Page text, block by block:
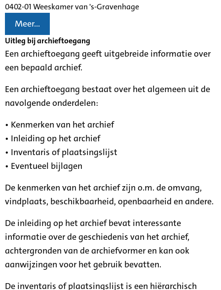
0402-01 Weeskamer van 's-Gravenhage
Meer...
Uitleg bij archieftoegang
Een archieftoegang geeft uitgebreide informatie over
een bepaald archief.
Een archieftoegang bestaat over het algemeen uit de
navolgende onderdelen:
• Kenmerken van het archief
• Inleiding op het archief
• Inventaris of plaatsingslijst
• Eventueel bijlagen
De kenmerken van het archief zijn o.m. de omvang,
vindplaats, beschikbaarheid, openbaarheid en andere.
De inleiding op het archief bevat interessante
informatie over de geschiedenis van het archief,
achtergronden van de archiefvormer en kan ook
aanwijzingen voor het gebruik bevatten.
De inventaris of plaatsingslijst is een hiërarchisch